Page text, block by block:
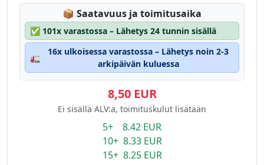
📦 Lagerstatus:
Saatavuus ja toimitusaika
✅ 101x varastossa – Lähetys 24 tunnin sisällä
🚛
16x ulkoisessa varastossa – Lähetys noin 2-3
arkipäivän kuluessa
8,50 EUR
Ei sisällä ALV:a, toimituskulut lisätään
5+ 8.42 EUR
10+ 8.33 EUR
15+ 8.25 EUR